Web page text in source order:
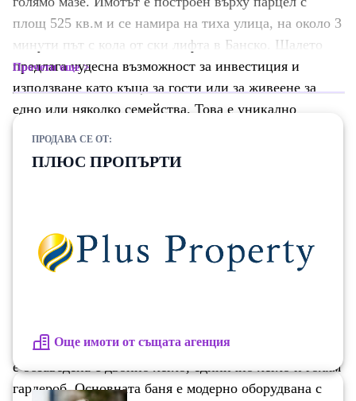
площ 525 кв.м и се намира на тиха улица, на около 3
минути път с кола от ски лифта в Банско. Шалето
предлага чудесна възможност за инвестиция и
използване като къща за гости или за живеене за
едно или няколко семейства. Това е уникално
прозорци и просторни балкони. 1-ви етаж; има
модерна и напълно оборудвана кухня с остров,
обзаведена с двойно легло и има гардероб, а другата
е обзаведена с двойно легло, единично легло и голям
гардероб. Основната баня е модерно оборудвана с
Прочети още
ПРОДАВА СЕ ОТ:
ПЛЮС ПРОПЪРТИ
Още имоти от същата агенция